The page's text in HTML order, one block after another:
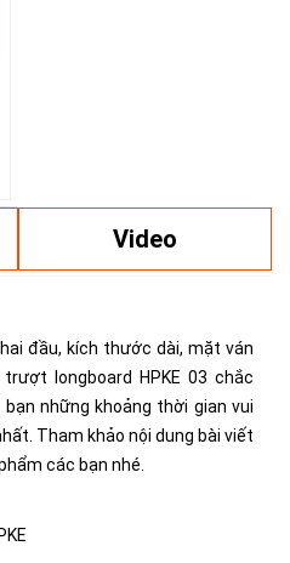
đầu, kích thước dài, mặt ván
longboard HPKE 03 chắc
những khoảng thời gian vui
Tham khảo nội dung bài viết
các bạn nhé.
Video